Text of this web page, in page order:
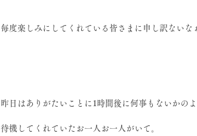
毎度楽しみにしてくれている皆さまに申し訳ないな
昨日はありがたいことに1時間後に何事もないかの
待機してくれていたお一人お一人がいて。